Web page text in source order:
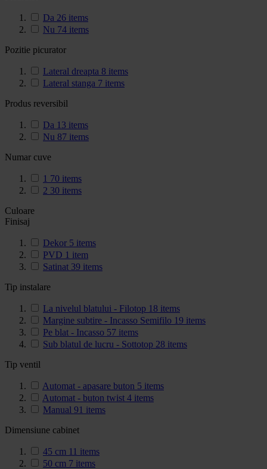
Da 26 items
Nu 74 items
Pozitie picurator
Lateral dreapta 8 items
Lateral stanga 7 items
Produs reversibil
Da 13 items
Nu 87 items
Numar cuve
1 70 items
2 30 items
Culoare
Finisaj
Dekor 5 items
PVD 1 item
Satinat 39 items
Tip instalare
La nivelul blatului - Filotop 18 items
Margine subtire - Incasso Semifilo 19 items
Pe blat - Incasso 57 items
Sub blatul de lucru - Sottotop 28 items
Tip ventil
Automat - apasare buton 5 items
Automat - buton twist 4 items
Manual 91 items
Dimensiune cabinet
45 cm 11 items
50 cm 7 items